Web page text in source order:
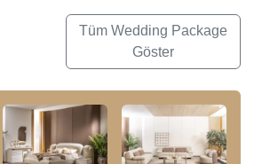
Tüm Wedding Package
Göster